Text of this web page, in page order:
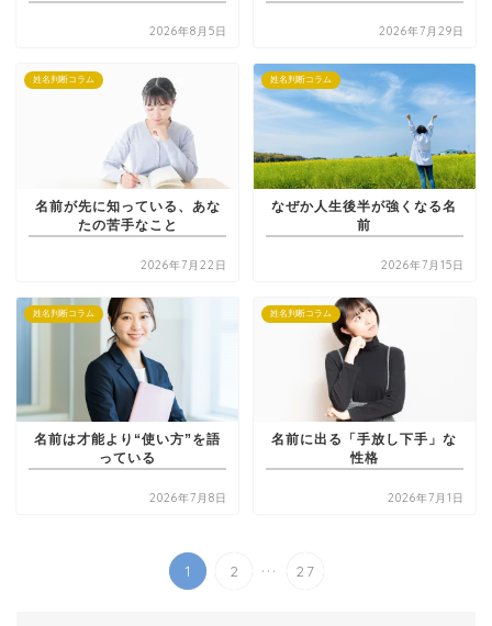
2026年8月5日 2026年7月29日
姓名判断コラム
名前が先に知っている、あな
たの苦手なこと
2026年7月22日
姓名判断コラム
なぜか人生後半が強くなる名
前
2026年7月15日
姓名判断コラム
名前は才能より“使い方”を語
っている
2026年7月8日
姓名判断コラム
名前に出る「手放し下手」な
性格
2026年7月1日
1 2 ... 27